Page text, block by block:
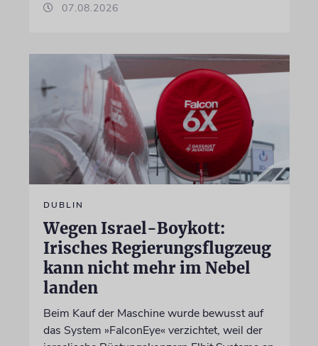
07.08.2026
DUBLIN
Wegen Israel-Boykott:
Irisches Regierungsflugzeug
kann nicht mehr im Nebel
landen
Beim Kauf der Maschine wurde bewusst auf
das System »FalconEye« verzichtet, weil der